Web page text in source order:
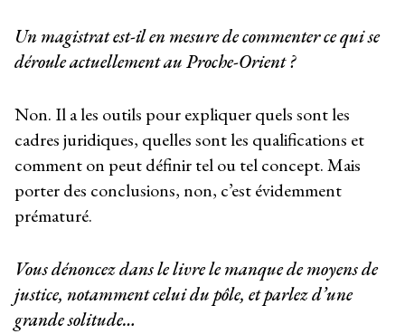
Un magistrat est-il en mesure de commenter ce qui se
déroule actuellement au Proche-Orient ?
Non. Il a les outils pour expliquer quels sont les
cadres juridiques, quelles sont les qualifications et
comment on peut définir tel ou tel concept. Mais
porter des conclusions, non, c’est évidemment
prématuré.
Vous dénoncez dans le livre le manque de moyens de
justice, notamment celui du pôle, et parlez d’une
grande solitude…